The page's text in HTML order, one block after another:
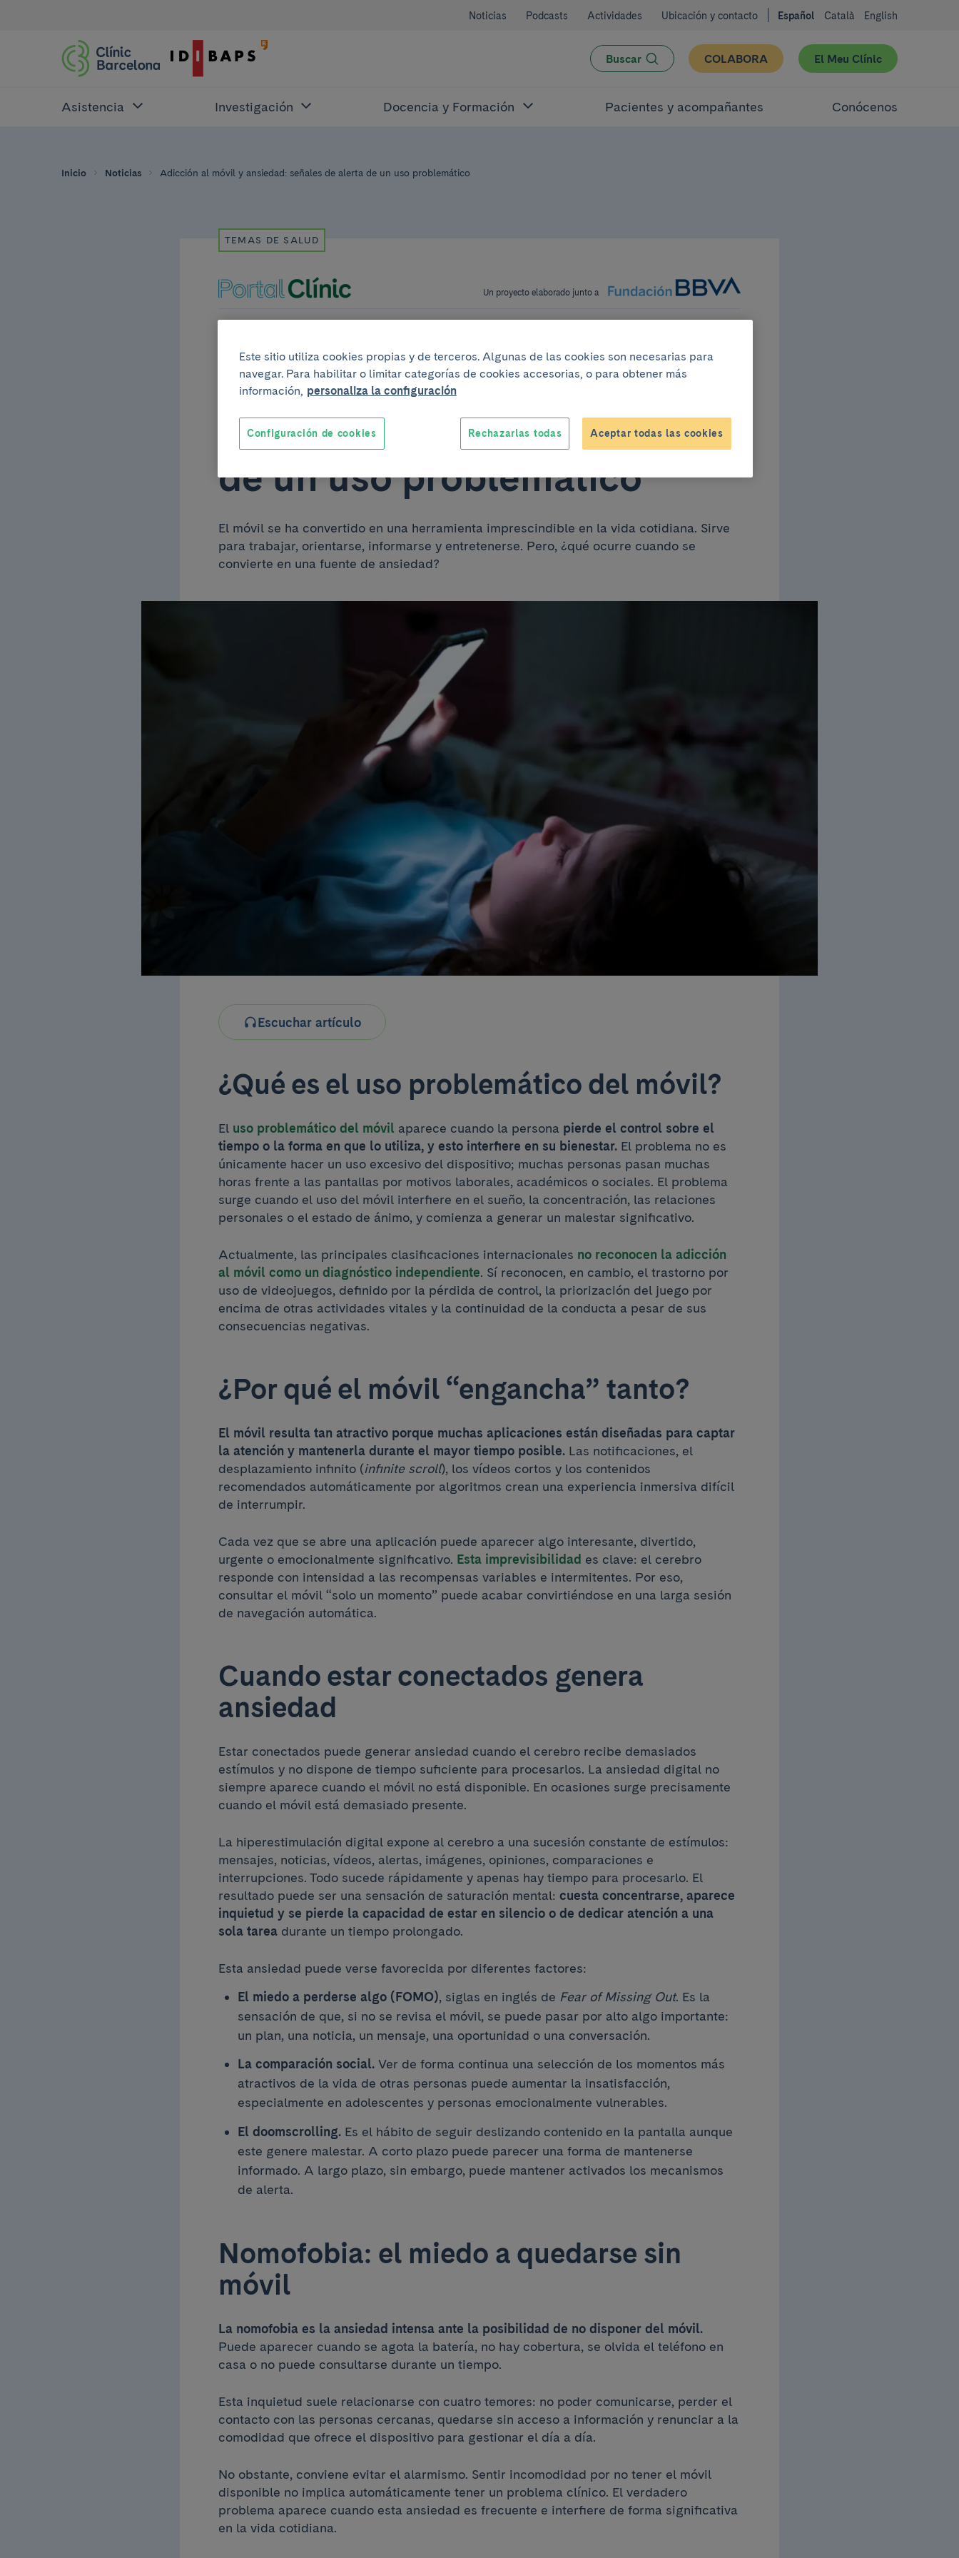
Noticias Podcasts Actividades Ubicación y contacto Español Català English
Buscar COLABORA El Meu Clínic
Asistencia Investigación Docencia y Formación Pacientes y acompañantes Conócenos
Inicio Noticias Adicción al móvil y ansiedad: señales de alerta de un uso problemático
Un proyecto elaborado junto a
TEMAS DE SALUD
Adicción al móvil y
ansiedad: señales de alerta
de un uso problemático
El móvil se ha convertido en una herramienta imprescindible en la vida cotidiana. Sirve
para trabajar, orientarse, informarse y entretenerse. Pero, ¿qué ocurre cuando se
convierte en una fuente de ansiedad?
Escuchar artículo
¿Qué es el uso problemático del móvil?
El uso problemático del móvil aparece cuando la persona pierde el control sobre el
tiempo o la forma en que lo utiliza, y esto interfiere en su bienestar. El problema no es
únicamente hacer un uso excesivo del dispositivo; muchas personas pasan muchas
horas frente a las pantallas por motivos laborales, académicos o sociales. El problema
surge cuando el uso del móvil interfiere en el sueño, la concentración, las relaciones
personales o el estado de ánimo, y comienza a generar un malestar significativo.
Actualmente, las principales clasificaciones internacionales no reconocen la adicción
al móvil como un diagnóstico independiente. Sí reconocen, en cambio, el trastorno por
uso de videojuegos, definido por la pérdida de control, la priorización del juego por
encima de otras actividades vitales y la continuidad de la conducta a pesar de sus
consecuencias negativas.
¿Por qué el móvil “engancha” tanto?
El móvil resulta tan atractivo porque muchas aplicaciones están diseñadas para captar
la atención y mantenerla durante el mayor tiempo posible. Las notificaciones, el
desplazamiento infinito (infinite scroll), los vídeos cortos y los contenidos
recomendados automáticamente por algoritmos crean una experiencia inmersiva difícil
de interrumpir.
Cada vez que se abre una aplicación puede aparecer algo interesante, divertido,
urgente o emocionalmente significativo. Esta imprevisibilidad es clave: el cerebro
responde con intensidad a las recompensas variables e intermitentes. Por eso,
consultar el móvil “solo un momento” puede acabar convirtiéndose en una larga sesión
de navegación automática.
Cuando estar conectados genera
ansiedad
Estar conectados puede generar ansiedad cuando el cerebro recibe demasiados
estímulos y no dispone de tiempo suficiente para procesarlos. La ansiedad digital no
siempre aparece cuando el móvil no está disponible. En ocasiones surge precisamente
cuando el móvil está demasiado presente.
La hiperestimulación digital expone al cerebro a una sucesión constante de estímulos:
mensajes, noticias, vídeos, alertas, imágenes, opiniones, comparaciones e
interrupciones. Todo sucede rápidamente y apenas hay tiempo para procesarlo. El
resultado puede ser una sensación de saturación mental: cuesta concentrarse, aparece
inquietud y se pierde la capacidad de estar en silencio o de dedicar atención a una
sola tarea durante un tiempo prolongado.
Esta ansiedad puede verse favorecida por diferentes factores:
El miedo a perderse algo (FOMO), siglas en inglés de Fear of Missing Out. Es la
sensación de que, si no se revisa el móvil, se puede pasar por alto algo importante:
un plan, una noticia, un mensaje, una oportunidad o una conversación.
La comparación social. Ver de forma continua una selección de los momentos más
atractivos de la vida de otras personas puede aumentar la insatisfacción,
especialmente en adolescentes y personas emocionalmente vulnerables.
El doomscrolling. Es el hábito de seguir deslizando contenido en la pantalla aunque
este genere malestar. A corto plazo puede parecer una forma de mantenerse
informado. A largo plazo, sin embargo, puede mantener activados los mecanismos
de alerta.
Nomofobia: el miedo a quedarse sin
móvil
La nomofobia es la ansiedad intensa ante la posibilidad de no disponer del móvil.
Puede aparecer cuando se agota la batería, no hay cobertura, se olvida el teléfono en
casa o no puede consultarse durante un tiempo.
Esta inquietud suele relacionarse con cuatro temores: no poder comunicarse, perder el
contacto con las personas cercanas, quedarse sin acceso a información y renunciar a la
comodidad que ofrece el dispositivo para gestionar el día a día.
No obstante, conviene evitar el alarmismo. Sentir incomodidad por no tener el móvil
disponible no implica automáticamente tener un problema clínico. El verdadero
problema aparece cuando esta ansiedad es frecuente e interfiere de forma significativa
en la vida cotidiana.
Este sitio utiliza cookies propias y de terceros. Algunas de las cookies son necesarias para
navegar. Para habilitar o limitar categorías de cookies accesorias, o para obtener más
información, personaliza la configuración
Rechazarlas todas Aceptar todas las cookies
Configuración de cookies